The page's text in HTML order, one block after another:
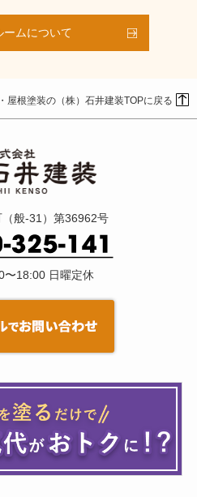
ームについて
屋根塗装の（株）石井建装TOPに戻る
般-31）第36962号
〜18:00 日曜定休